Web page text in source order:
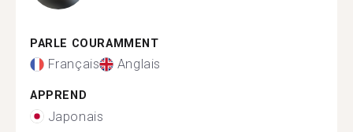
PARLE COURAMMENT
Français Anglais
APPREND
Japonais